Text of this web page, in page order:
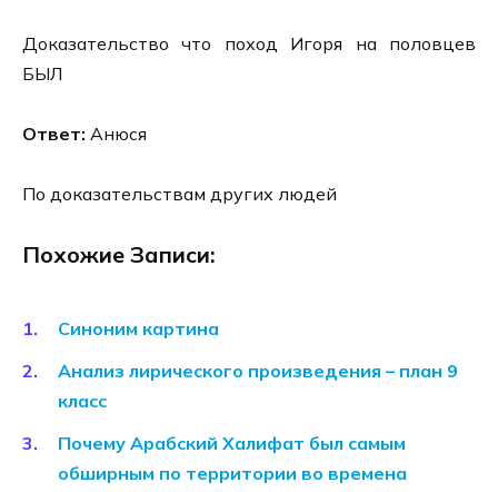
Доказательство что поход Игоря на половцев
БЫЛ
Ответ: Анюся
По доказательствам других людей
Похожие Записи:
Синоним картина
Анализ лирического произведения – план 9
класс
Почему Арабский Халифат был самым
обширным по территории во времена